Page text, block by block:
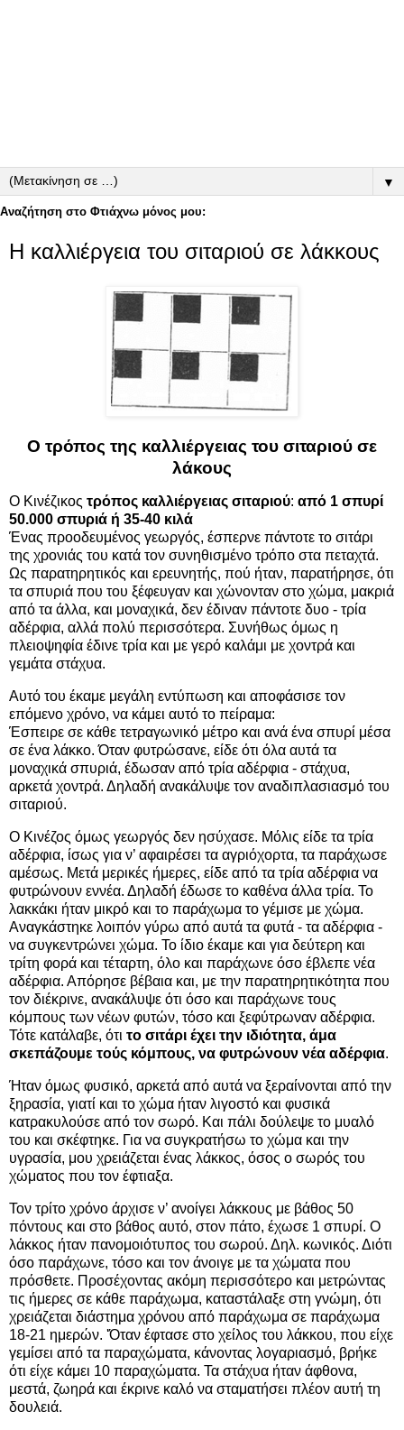
▼
Αναζήτηση στο Φτιάχνω μόνος μου:
Η καλλιέργεια του σιταριού σε λάκκους
Ο τρόπος της καλλιέργειας του σιταριού σε
λάκους
Ο Κινέζικος τρόπος καλλιέργειας σιταριού: από 1 σπυρί
50.000 σπυριά ή 35-40 κιλά
Ένας προοδευμένος γεωργός, έσπερνε πάντοτε το σιτάρι
της χρονιάς του κατά τον συνηθισμένο τρόπο στα πεταχτά.
Ως παρατηρητικός και ερευνητής, πού ήταν, παρατήρησε, ότι
τα σπυριά που του ξέφευγαν και χώνονταν στο χώμα, μακριά
από τα άλλα, και μοναχικά, δεν έδιναν πάντοτε δυο - τρία
αδέρφια, αλλά πολύ περισσότερα. Συνήθως όμως η
πλειοψηφία έδινε τρία και με γερό καλάμι με χοντρά και
γεμάτα στάχυα.
Αυτό του έκαμε μεγάλη εντύπωση και αποφάσισε τον
επόμενο χρόνο, να κάμει αυτό το πείραμα:
Έσπειρε σε κάθε τετραγωνικό μέτρο και ανά ένα σπυρί μέσα
σε ένα λάκκο. Όταν φυτρώσανε, είδε ότι όλα αυτά τα
μοναχικά σπυριά, έδωσαν από τρία αδέρφια - στάχυα,
αρκετά χοντρά. Δηλαδή ανακάλυψε τον αναδιπλασιασμό του
σιταριού.
Ο Κινέζος όμως γεωργός δεν ησύχασε. Μόλις είδε τα τρία
αδέρφια, ίσως για ν’ αφαιρέσει τα αγριόχορτα, τα παράχωσε
αμέσως. Μετά μερικές ήμερες, είδε από τα τρία αδέρφια να
φυτρώνουν εννέα. Δηλαδή έδωσε το καθένα άλλα τρία. Το
λακκάκι ήταν μικρό και το παράχωμα το γέμισε με χώμα.
Αναγκάστηκε λοιπόν γύρω από αυτά τα φυτά - τα αδέρφια -
να συγκεντρώνει χώμα. Το ίδιο έκαμε και για δεύτερη και
τρίτη φορά και τέταρτη, όλο και παράχωνε όσο έβλεπε νέα
αδέρφια. Απόρησε βέβαια και, με την παρατηρητικότητα που
τον διέκρινε, ανακάλυψε ότι όσο και παράχωνε τους
κόμπους των νέων φυτών, τόσο και ξεφύτρωναν αδέρφια.
Τότε κατάλαβε, ότι το σιτάρι έχει την ιδιότητα, άμα
σκεπάζουμε τούς κόμπους, να φυτρώνουν νέα αδέρφια.
Ήταν όμως φυσικό, αρκετά από αυτά να ξεραίνονται από την
ξηρασία, γιατί και το χώμα ήταν λιγοστό και φυσικά
κατρακυλούσε από τον σωρό. Και πάλι δούλεψε το μυαλό
του και σκέφτηκε. Για να συγκρατήσω το χώμα και την
υγρασία, μου χρειάζεται ένας λάκκος, όσος ο σωρός του
χώματος που τον έφτιαξα.
Τον τρίτο χρόνο άρχισε ν’ ανοίγει λάκκους με βάθος 50
πόντους και στο βάθος αυτό, στον πάτο, έχωσε 1 σπυρί. Ο
λάκκος ήταν πανομοιότυπος του σωρού. Δηλ. κωνικός. Διότι
όσο παράχωνε, τόσο και τον άνοιγε με τα χώματα που
πρόσθετε. Προσέχοντας ακόμη περισσότερο και μετρώντας
τις ήμερες σε κάθε παράχωμα, καταστάλαξε στη γνώμη, ότι
χρειάζεται διάστημα χρόνου από παράχωμα σε παράχωμα
18-21 ημερών. 'Όταν έφτασε στο χείλος του λάκκου, που είχε
γεμίσει από τα παραχώματα, κάνοντας λογαριασμό, βρήκε
ότι είχε κάμει 10 παραχώματα. Τα στάχυα ήταν άφθονα,
μεστά, ζωηρά και έκρινε καλό να σταματήσει πλέον αυτή τη
δουλειά.